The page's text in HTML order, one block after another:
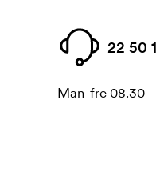
22 50
Man-fre 08.30 -